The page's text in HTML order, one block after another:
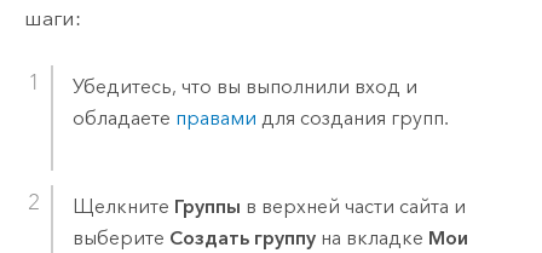
шаги:
Убедитесь, что вы выполнили вход и
обладаете правами для создания групп.
Щелкните Группы в верхней части сайта и
выберите Создать группуна вкладке Мои